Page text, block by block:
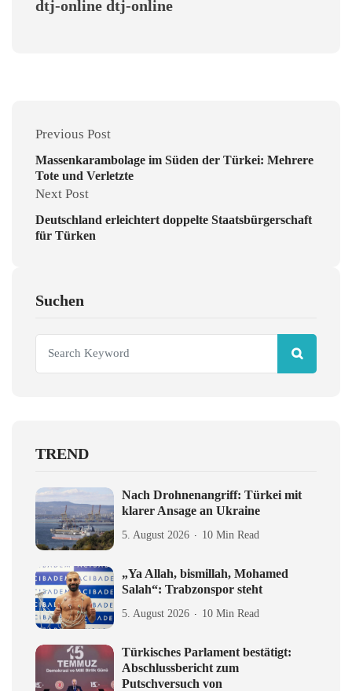
dtj-online dtj-online
Previous Post
Massenkarambolage im Süden der Türkei: Mehrere
Tote und Verletzte
Next Post
Deutschland erleichtert doppelte Staatsbürgerschaft
für Türken
Suchen
TREND
Nach Drohnenangriff: Türkei mit
klarer Ansage an Ukraine
5. August 2026 10 Min Read
„Ya Allah, bismillah, Mohamed
Salah“: Trabzonspor steht
5. August 2026 10 Min Read
Türkisches Parlament bestätigt:
Abschlussbericht zum
Putschversuch von